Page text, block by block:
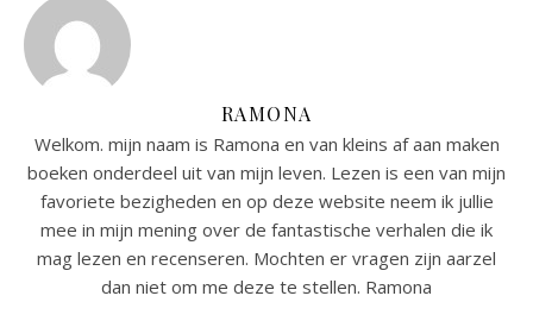
RAMONA
Welkom. mijn naam is Ramona en van kleins af aan maken
boeken onderdeel uit van mijn leven. Lezen is een van mijn
favoriete bezigheden en op deze website neem ik jullie
mee in mijn mening over de fantastische verhalen die ik
mag lezen en recenseren. Mochten er vragen zijn aarzel
dan niet om me deze te stellen. Ramona